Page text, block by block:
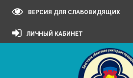
ВЕРСИЯ ДЛЯ СЛАБОВИДЯЩИХ
ЛИЧНЫЙ КАБИНЕТ